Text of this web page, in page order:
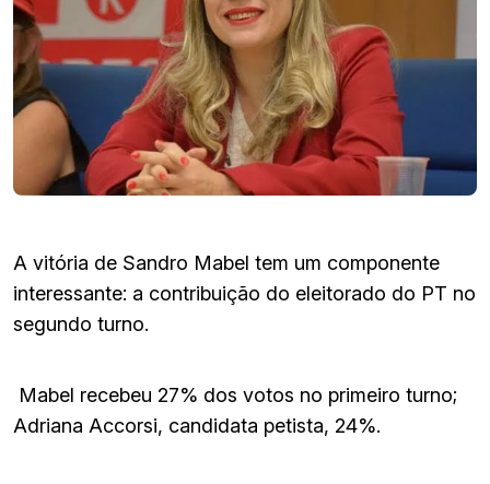
A vitória de Sandro Mabel tem um componente
interessante: a contribuição do eleitorado do PT no
segundo turno.
Mabel recebeu 27% dos votos no primeiro turno;
Adriana Accorsi, candidata petista, 24%.